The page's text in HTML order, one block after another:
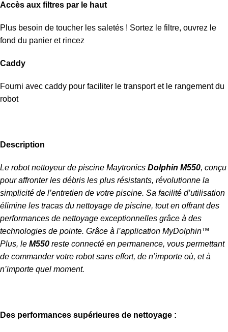
Accès aux filtres par le haut
Plus besoin de toucher les saletés ! Sortez le filtre, ouvrez le
fond du panier et rincez
Caddy
Fourni avec caddy pour faciliter le transport et le rangement du
robot
Description
Le robot nettoyeur de piscine Maytronics Dolphin M550, conçu
pour affronter les débris les plus résistants, révolutionne la
simplicité de l’entretien de votre piscine. Sa facilité d’utilisation
élimine les tracas du nettoyage de piscine, tout en offrant des
performances de nettoyage exceptionnelles grâce à des
technologies de pointe. Grâce à l’application MyDolphin™
Plus, le M550 reste connecté en permanence, vous permettant
de commander votre robot sans effort, de n’importe où, et à
n’importe quel moment.
Des performances supérieures de nettoyage :